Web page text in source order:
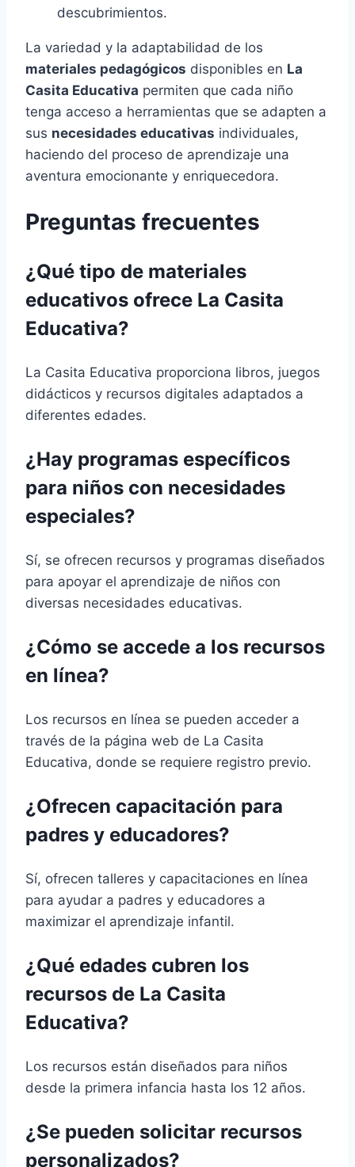
descubrimientos.
La variedad y la adaptabilidad de los
materiales pedagógicos disponibles en La
Casita Educativa permiten que cada niño
tenga acceso a herramientas que se adapten a
sus necesidades educativas individuales,
haciendo del proceso de aprendizaje una
aventura emocionante y enriquecedora.
Preguntas frecuentes
¿Qué tipo de materiales
educativos ofrece La Casita
Educativa?
La Casita Educativa proporciona libros, juegos
didácticos y recursos digitales adaptados a
diferentes edades.
¿Hay programas específicos
para niños con necesidades
especiales?
Sí, se ofrecen recursos y programas diseñados
para apoyar el aprendizaje de niños con
diversas necesidades educativas.
¿Cómo se accede a los recursos
en línea?
Los recursos en línea se pueden acceder a
través de la página web de La Casita
Educativa, donde se requiere registro previo.
¿Ofrecen capacitación para
padres y educadores?
Sí, ofrecen talleres y capacitaciones en línea
para ayudar a padres y educadores a
maximizar el aprendizaje infantil.
¿Qué edades cubren los
recursos de La Casita
Educativa?
Los recursos están diseñados para niños
desde la primera infancia hasta los 12 años.
¿Se pueden solicitar recursos
personalizados?